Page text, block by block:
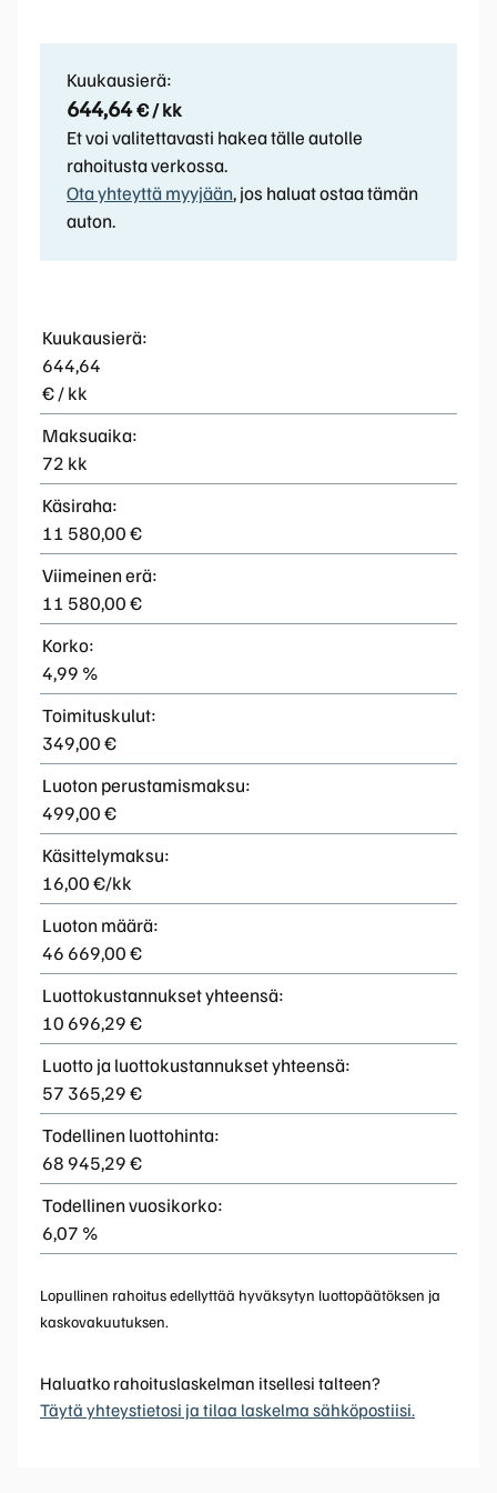
Kuukausierä:
644,64
€ / kk
Maksuaika:
72 kk
Käsiraha:
11 580,00 €
Viimeinen erä:
11 580,00 €
Korko:
4,99 %
Toimituskulut:
349,00 €
Luoton perustamismaksu:
499,00 €
Käsittelymaksu:
16,00 €/kk
Luoton määrä:
46 669,00 €
Luottokustannukset yhteensä:
10 696,29 €
Luotto ja luottokustannukset yhteensä:
57 365,29 €
Todellinen luottohinta:
68 945,29 €
Todellinen vuosikorko:
6,07 %
Lopullinen rahoitus edellyttää hyväksytyn luottopäätöksen ja
kaskovakuutuksen.
Haluatko rahoituslaskelman itsellesi talteen?
Täytä yhteystietosi ja tilaa laskelma sähköpostiisi.
Kuukausierä:
644,64€ / kk
Et voi valitettavasti hakea tälle autolle
rahoitusta verkossa.
Ota yhteyttä myyjään, jos haluat ostaa tämän
auton.